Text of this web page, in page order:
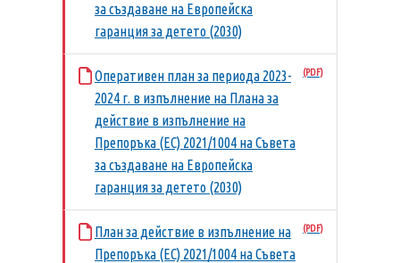
за създаване на Европейска
гаранция за детето (2030)
Оперативен план за периода 2023-
2024 г. в изпълнение на Плана за
действие в изпълнение на
Препоръка (ЕС) 2021/1004 на Съвета
за създаване на Европейска
гаранция за детето (2030)
План за действие в изпълнение на
Препоръка (ЕС) 2021/1004 на Съвета